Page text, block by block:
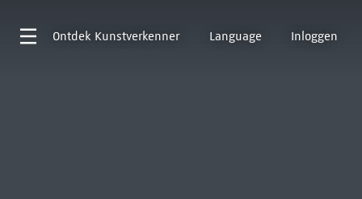
Ontdek Kunstverkenner Language Inloggen